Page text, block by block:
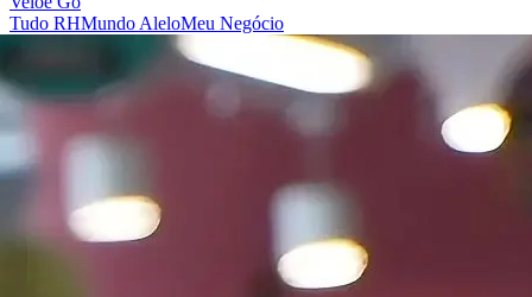
Tudo RHMundo AleloMeu Negócio